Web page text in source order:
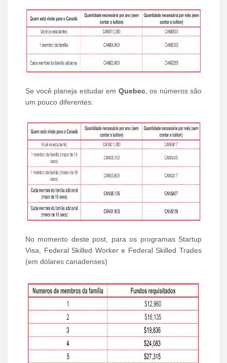
Se você planeja estudar em Quebec, os números são
um pouco diferentes:
No momento deste post, para os programas Startup
Visa, Federal Skilled Worker e Federal Skilled Trades
(em dólares canadenses)